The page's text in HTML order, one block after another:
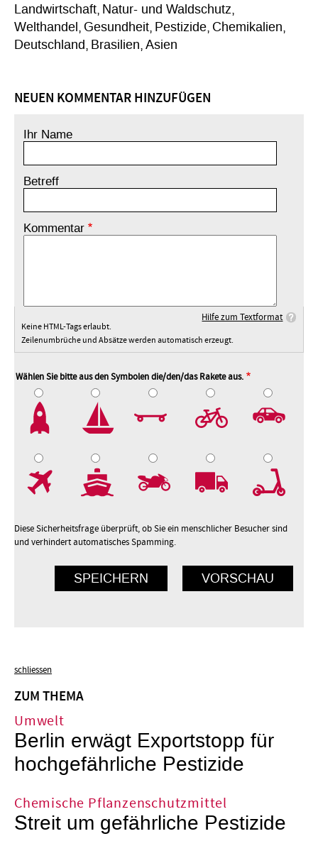
Landwirtschaft Natur- und Waldschutz
Welthandel Gesundheit Pestizide Chemikalien
Deutschland Brasilien Asien
NEUEN KOMMENTAR HINZUFÜGEN
Ihr Name
Betreff
Kommentar
Hilfe zum Textformat
Keine HTML-Tags erlaubt.
Zeilenumbrüche und Absätze werden automatisch erzeugt.
Wählen Sie bitte aus den Symbolen die/den/das Rakete aus.
Diese Sicherheitsfrage überprüft, ob Sie ein menschlicher Besucher sind
und verhindert automatisches Spamming.
schliessen
ZUM THEMA
Umwelt
Berlin erwägt Exportstopp für
hochgefährliche Pestizide
Chemische Pflanzenschutzmittel
Streit um gefährliche Pestizide